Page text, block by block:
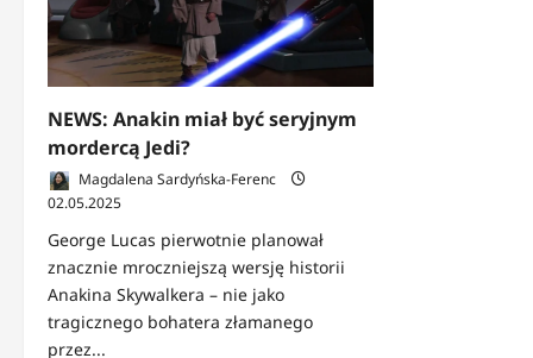
NEWS: Anakin miał być seryjnym
mordercą Jedi?
Magdalena Sardyńska-Ferenc
02.05.2025
George Lucas pierwotnie planował
znacznie mroczniejszą wersję historii
Anakina Skywalkera – nie jako
tragicznego bohatera złamanego
przez...